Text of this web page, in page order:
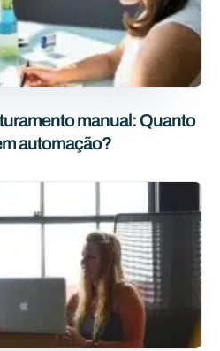
manual: Quanto
automação?